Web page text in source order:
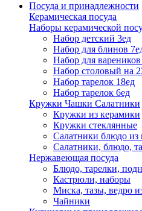
Посуда и принадлежности
Керамическая посуда
Наборы керамической
Набор детский 3ед
Набор для блинов
Набор для
Набор столовый на
Набор тарелок 18ед
Набор тарелок 6ед
Кружки Чашки Салатники
Кружки из керамики
Кружки стеклянные
Салатники блюдо из
Салатники, блюдо,
Нержавеющая посуда
Блюдо, тарелки,
Кастрюли, наборы
Миска, тазы, ведро
Чайники